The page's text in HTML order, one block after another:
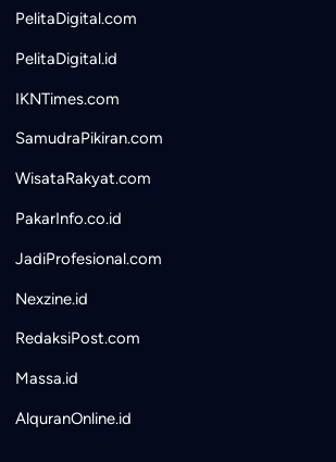
PelitaDigital.com
PelitaDigital.id
IKNTimes.com
SamudraPikiran.com
WisataRakyat.com
PakarInfo.co.id
JadiProfesional.com
Nexzine.id
RedaksiPost.com
Massa.id
AlquranOnline.id